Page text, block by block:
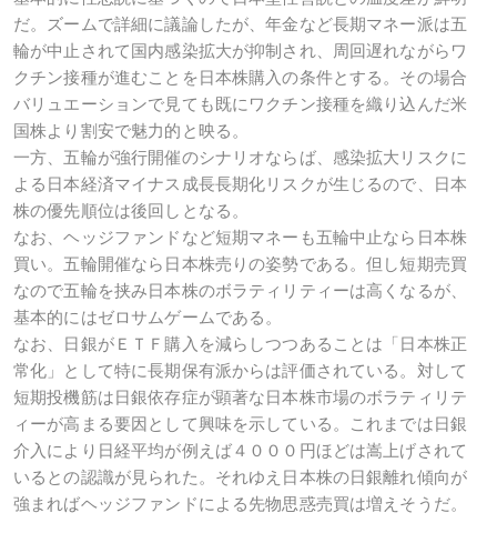
だ。ズームで詳細に議論したが、年金など長期マネー派は五
輪が中止されて国内感染拡大が抑制され、周回遅れながらワ
クチン接種が進むことを日本株購入の条件とする。その場合
バリュエーションで見ても既にワクチン接種を織り込んだ米
国株より割安で魅力的と映る。
一方、五輪が強行開催のシナリオならば、感染拡大リスクに
よる日本経済マイナス成長長期化リスクが生じるので、日本
株の優先順位は後回しとなる。
なお、ヘッジファンドなど短期マネーも五輪中止なら日本株
買い。五輪開催なら日本株売りの姿勢である。但し短期売買
なので五輪を挟み日本株のボラティリティーは高くなるが、
基本的にはゼロサムゲームである。
なお、日銀がＥＴＦ購入を減らしつつあることは「日本株正
常化」として特に長期保有派からは評価されている。対して
短期投機筋は日銀依存症が顕著な日本株市場のボラティリテ
ィーが高まる要因として興味を示している。これまでは日銀
介入により日経平均が例えば４０００円ほどは嵩上げされて
いるとの認識が見られた。それゆえ日本株の日銀離れ傾向が
強まればヘッジファンドによる先物思惑売買は増えそうだ。